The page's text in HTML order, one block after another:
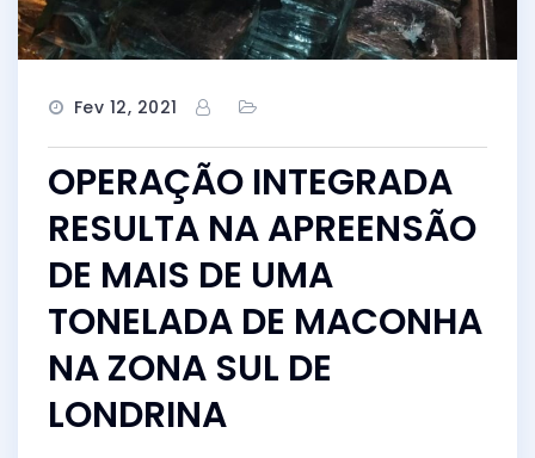
Fev 12, 2021
OPERAÇÃO INTEGRADA
RESULTA NA APREENSÃO
DE MAIS DE UMA
TONELADA DE MACONHA
NA ZONA SUL DE
LONDRINA